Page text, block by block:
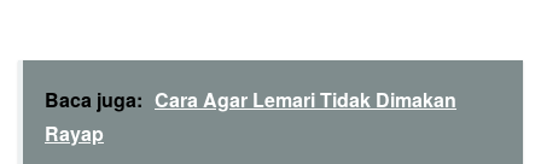
Baca juga: Cara Agar Lemari Tidak Dimakan
Rayap